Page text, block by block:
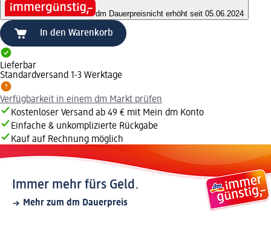
dm Dauerpreisnicht erhöht seit 05.06.2024
In den Warenkorb
Lieferbar
Standardversand 1-3 Werktage
Verfügbarkeit in einem dm Markt prüfen
Kostenloser Versand ab 49 € mit Mein dm Konto
Einfache & unkomplizierte Rückgabe
Kauf auf Rechnung möglich
Immer mehr fürs Geld.
Mehr zum dm Dauerpreis